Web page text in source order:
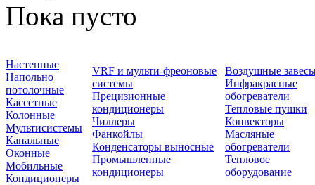
Пока пусто
Настенные
Напольно
потолочные
Кассетные
Колонные
Мультисистемы
Канальные
Оконные
Мобильные
Кондиционеры
VRF и мульти-фреоновые
системы
Прецизионные
кондиционеры
Чиллеры
Фанкойлы
Конденсаторы выносные
Промышленные
кондиционеры
Воздушные
Инфракрасные
обогреватели
Тепловые пушки
Конвекторы
Масляные
обогреватели
Тепловое
оборудование